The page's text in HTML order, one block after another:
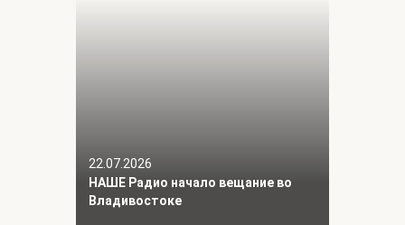
22.07.2026
НАШЕ Радио начало вещание во
Владивостоке